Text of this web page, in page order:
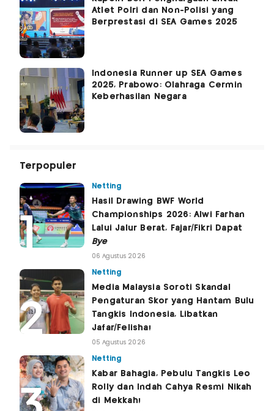
Atlet Polri dan Non-Polisi yang
Berprestasi di SEA Games 2025
Indonesia Runner up SEA Games
2025, Prabowo: Olahraga Cermin
Keberhasilan Negara
Terpopuler
Netting
Hasil Drawing BWF World
Championships 2026: Alwi Farhan
Lalui Jalur Berat, Fajar/Fikri Dapat
Bye
06 Agustus 2026
Netting
Media Malaysia Soroti Skandal
Pengaturan Skor yang Hantam Bulu
Tangkis Indonesia, Libatkan
Jafar/Felisha!
05 Agustus 2026
Netting
Kabar Bahagia, Pebulu Tangkis Leo
Rolly dan Indah Cahya Resmi Nikah
di Mekkah!